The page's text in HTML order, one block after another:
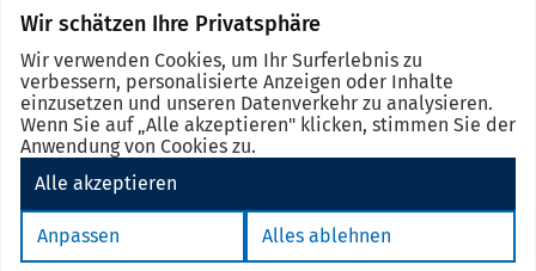
Wir schätzen Ihre Privatsphäre
Wir verwenden Cookies, um Ihr Surferlebnis zu
verbessern, personalisierte Anzeigen oder Inhalte
einzusetzen und unseren Datenverkehr zu analysieren.
Wenn Sie auf „Alle akzeptieren" klicken, stimmen Sie der
Anwendung von Cookies zu.
Anpassen Alles ablehnen
Alle akzeptieren
Impressionen der Bepflanzung des Denkmals
Link
zum
großen
Bild
Cookie Einstellungen